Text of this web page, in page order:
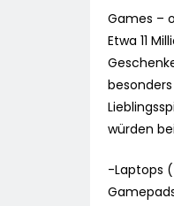
Games –
Etwa 11
würden
-Laptops